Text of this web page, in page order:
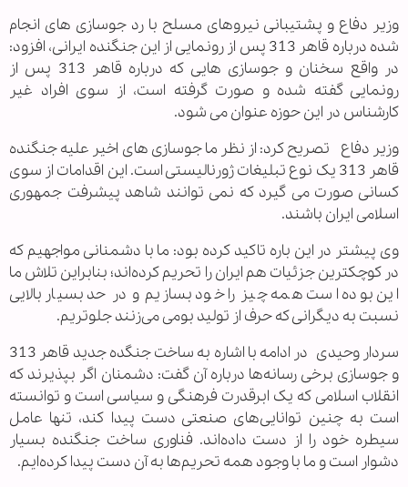
وزیر دفاع و پشتیبانی نیروهای مسلح با رد جوسازی های انجام
شده درباره قاهر 313 پس از رونمایی از این جنگنده ایرانی، افزود:
در واقع سخنان و جوسازی هایی که درباره قاهر 313 پس از
رونمایی گفته شده و صورت گرفته است، از سوی افراد غیر
کارشناس در این حوزه عنوان می شود.
وزیر دفاع تصریح کرد: از نظر ما جوسازی های اخیر علیه جنگنده
قاهر 313 یک نوع تبلیغات ژورنالیستی است. این اقدامات از سوی
کسانی صورت می گیرد که نمی توانند شاهد پیشرفت جمهوری
اسلامی ایران باشند.
وی پیشتر در این باره تاکید کرده بود: ما با دشمنانی مواجهیم که
در کوچکترین جزئیات هم ایران را تحریم کرده‌اند؛ بنابراین تلاش ما
این بوده است همه چیز را خود بسازیم و در حد بسیار بالایی
نسبت به دیگرانی که حرف از تولید بومی می‌زنند جلوتریم.
سردار وحیدی در ادامه با اشاره به ساخت جنگده جدید قاهر 313
و جوسازی برخی رسانه‌ها درباره آن گفت: دشمنان اگر بپذیرند که
انقلاب اسلامی که یک ابرقدرت فرهنگی و سیاسی است و توانسته
است به چنین توانایی‌های صنعتی دست پیدا کند، تنها عامل
سیطره خود را از دست داده‌اند. فناوری ساخت جنگنده بسیار
دشوار است و ما با وجود همه تحریم‌ها به آن دست پیدا کرده‌ایم.